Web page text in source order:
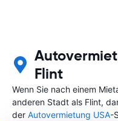
Flint
Wenn Sie nach einem
anderen Stadt als Flint,
der Autovermietung USA-